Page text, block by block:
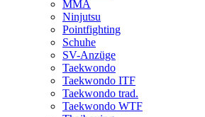
MMA
Ninjutsu
Pointfighting
Schuhe
SV-Anzüge
Taekwondo
Taekwondo ITF
Taekwondo trad.
Taekwondo WTF